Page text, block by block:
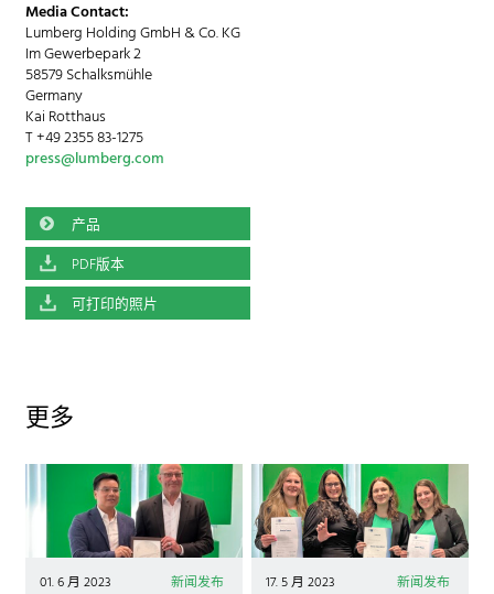
Media Contact:
Lumberg Holding GmbH & Co. KG
Im Gewerbepark 2
58579 Schalksmühle
Germany
Kai Rotthaus
T +49 2355 83-1275
press@lumberg.com
产品
PDF版本
可打印的照片
更多
01. 6 月 2023 新闻发布 17. 5 月 2023 新闻发布